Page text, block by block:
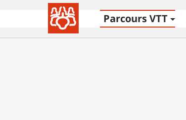
Parcours VTT